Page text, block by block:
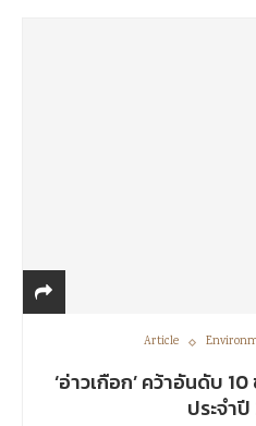
Article
‘อ่าวเกือก’ คว้าอันดับ
ประจำ